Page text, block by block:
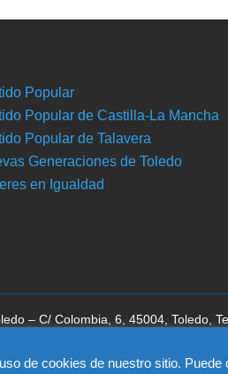
Popular
Popular de Castilla-La Mancha
Popular de Talavera
Generaciones de Toledo
en Igualdad
– C/ Colombia, 6, 45004, Toledo,
de cookies de nuestro sitio. Puede